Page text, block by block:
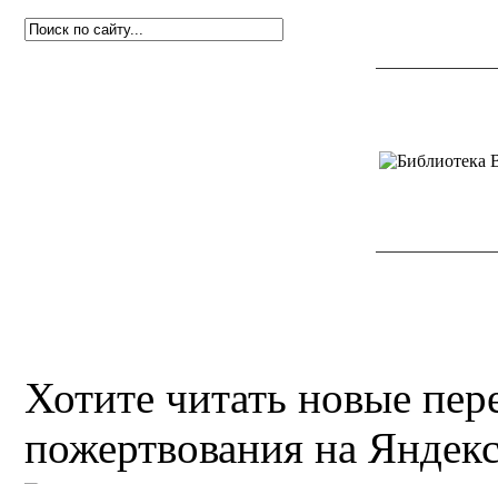
Хотите читать новые
пожертвования на